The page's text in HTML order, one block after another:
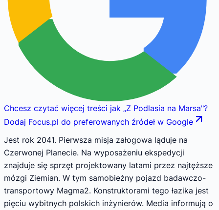
Chcesz czytać więcej treści jak „Z Podlasia na Marsa"?
Dodaj Focus.pl do preferowanych źródeł w Google
Jest rok 2041. Pierwsza misja załogowa ląduje na
Czerwonej Planecie. Na wyposażeniu ekspedycji
znajduje się sprzęt projektowany latami przez najtęższe
mózgi Ziemian. W tym samobieżny pojazd badawczo-
transportowy Magma2. Konstruktorami tego łazika jest
pięciu wybitnych polskich inżynierów. Media informują o